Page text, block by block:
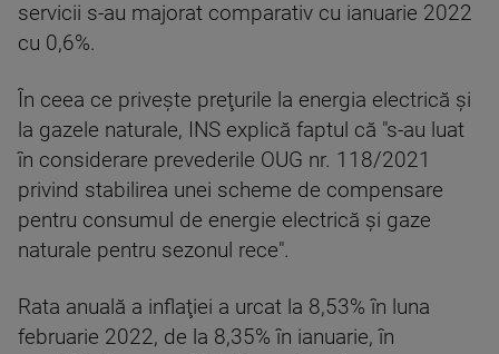
servicii s-au majorat comparativ cu ianuarie 2022
cu 0,6%.
În ceea ce priveşte preţurile la energia electrică şi
la gazele naturale, INS explică faptul că "s-au luat
în considerare prevederile OUG nr. 118/2021
privind stabilirea unei scheme de compensare
pentru consumul de energie electrică şi gaze
naturale pentru sezonul rece".
Rata anuală a inflaţiei a urcat la 8,53% în luna
februarie 2022, de la 8,35% în ianuarie, în